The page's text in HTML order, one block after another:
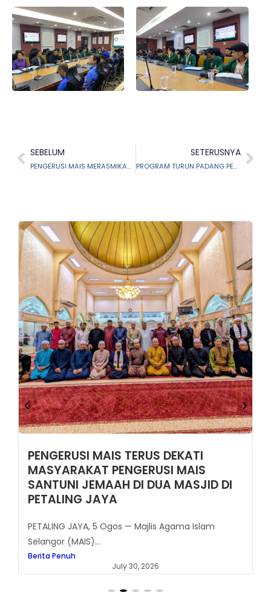
SEBELUM
PENGERUSI MAIS MERASMIKAN MAJLIS MAKAN MALAM BERSAMA PEGAWAI SYARIAH SELURUH MALAYSIA
SETERUSNYA
PROGRAM TURUN PADANG PERKAMPUNGAN ORANG ASLI SONGKOK, HULU SELANGOR
PENGERUSI MAIS TERUS DEKATI
MASYARAKAT PENGERUSI MAIS
SANTUNI JEMAAH DI DUA MASJID DI
PETALING JAYA
PETALING JAYA, 5 Ogos — Majlis Agama Islam
Selangor (MAIS)...
Berita Penuh
July 30, 2026